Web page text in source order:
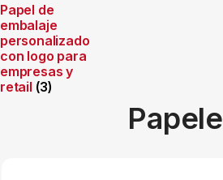
Papel de
embalaje
personalizado
con logo para
empresas y
retail (3)